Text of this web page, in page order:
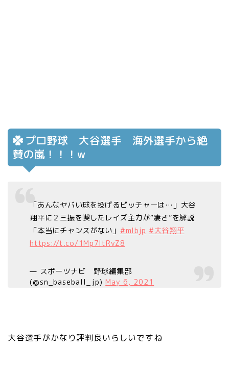
プロ野球 大谷選手 海外選手から絶
賛の嵐！！！w
「あんなヤバい球を投げるピッチャーは…」大谷
翔平に２三振を喫したレイズ主力が“凄さ”を解説
「本当にチャンスがない」 #mlbjp #大谷翔平
https://t.co/1Mp7ltRvZ8
— スポーツナビ 野球編集部
(@sn_baseball_jp) May 6, 2021
大谷選手がかなり評判良いらしいですね